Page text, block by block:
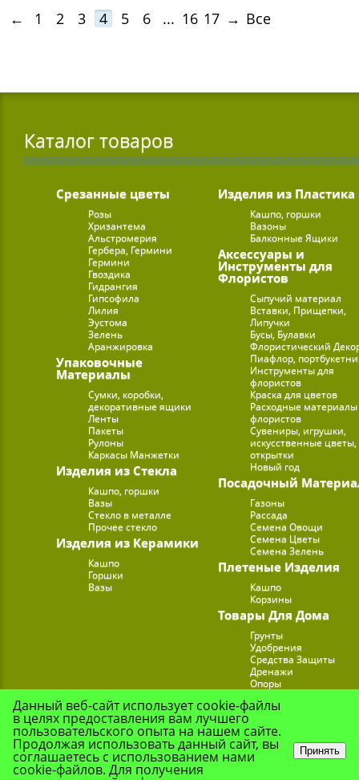
← 1 2 3 4 5 6 ... 16 17 → Все
Каталог товаров
Срезанные цветы
Розы
Хризантема
Альстромерия
Гербера, Гермини
Гермини
Гвоздика
Гидрангия
Гипсофила
Лилия
Эустома
Зелень
Аранжировка
Упаковочные
Материалы
Сумки, коробки,
декоративные ящики
Ленты
Пакеты
Рулоны
Каркасы Манжетки
Изделия из Стекла
Кашпо, горшки
Вазы
Стекло в металле
Прочее стекло
Изделия из Керамики
Кашпо
Горшки
Вазы
Изделия из Пластика
Кашпо, горшки
Вазоны
Балконные Ящики
Аксессуары и
Инструменты для
Флористов
Сыпучий материал
Вставки, Прищепки,
Липучки
Бусы, Булавки
Флористический
Пиафлор,
Инструменты для
флористов
Краска для цветов
Расходные
флористов
Сувениры, игрушки,
искусственные цветы,
открытки
Новый год
Посадочный
Газоны
Рассада
Семена Овощи
Семена Цветы
Семена Зелень
Плетеные Изделия
Кашпо
Корзины
Товары Для Дома
Грунты
Удобрения
Средства Защиты
Дренажи
Опоры
Подставки для Цветов
Данный веб-сайт использует cookie-файлы
в целях предоставления вам лучшего
пользовательского опыта на нашем сайте.
Продолжая использовать данный сайт, вы
соглашаетесь с использованием нами
cookie-файлов. Для получения
Принять